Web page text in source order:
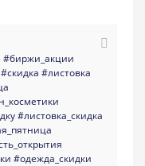
#биржи_акции
#скидка #листовка
#листовка_скидка
#одежда_скидки